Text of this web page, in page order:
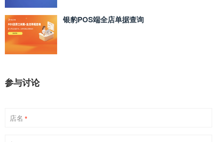
银豹POS端全店单据查询
参与讨论
店名 *